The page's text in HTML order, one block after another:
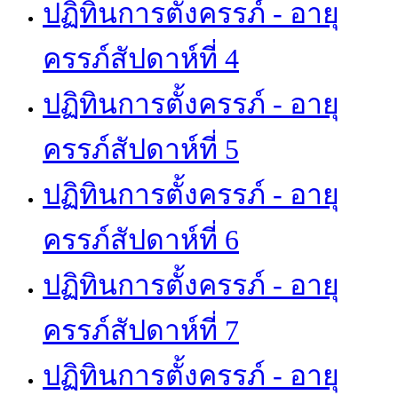
ปฏิทินการตั้งครรภ์ - อายุ
ครรภ์สัปดาห์ที่ 4
ปฏิทินการตั้งครรภ์ - อายุ
ครรภ์สัปดาห์ที่ 5
ปฏิทินการตั้งครรภ์ - อายุ
ครรภ์สัปดาห์ที่ 6
ปฏิทินการตั้งครรภ์ - อายุ
ครรภ์สัปดาห์ที่ 7
ปฏิทินการตั้งครรภ์ - อายุ